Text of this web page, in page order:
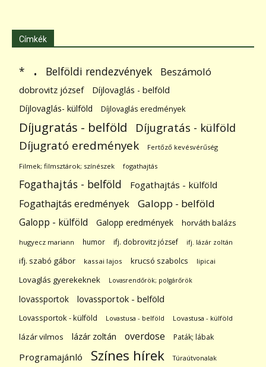
Címkék
* . Belföldi rendezvények Beszámoló
dobrovitz józsef
Díjlovaglás - belföld
Díjlovaglás- külföld
Díjlovaglás eredmények
Díjugratás - belföld Díjugratás - külföld
Díjugrató eredmények Fertőző kevésvérűség
Filmek; filmsztárok; színészek fogathajtás
Fogathajtás - belföld Fogathajtás - külföld
Fogathajtás eredmények Galopp - belföld
Galopp - külföld Galopp eredmények horváth balázs
hugyecz mariann humor ifj. dobrovitz józsef ifj. lázár zoltán
ifj. szabó gábor kassai lajos krucsó szabolcs lipicai
Lovaglás gyerekeknek Lovasrendőrök; polgárőrök
lovassportok lovassportok - belföld
Lovassportok - külföld Lovastusa - belföld Lovastusa - külföld
lázár vilmos lázár zoltán overdose Paták; lábak
Programajánló Színes hírek Túraútvonalak